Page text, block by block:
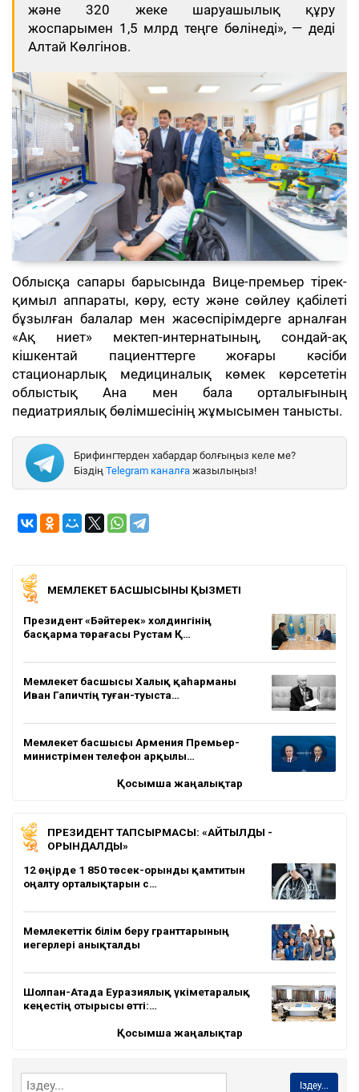
және 320 жеке шаруашылық құру
жоспарымен 1,5 млрд теңге бөлінеді», — деді
Алтай Көлгінов.
Облысқа сапары барысында Вице-премьер тірек-
қимыл аппараты, көру, есту және сөйлеу қабілеті
бұзылған балалар мен жасөспірімдерге арналған
«Ақ ниет» мектеп-интернатының, сондай-ақ
кішкентай пациенттерге жоғары кәсіби
стационарлық медициналық көмек көрсететін
облыстық Ана мен бала орталығының
педиатриялық бөлімшесінің жұмысымен танысты.
Брифингтерден хабардар болғыңыз келе ме?
Біздің Telegram каналға жазылыңыз!
МЕМЛЕКЕТ БАСШЫСЫНЫҢ ҚЫЗМЕТІ
Президент «Бәйтерек» холдингінің
басқарма төрағасы Рустам Қ…
Мемлекет басшысы Халық қаһарманы
Иван Гапичтің туған-туыста…
Мемлекет басшысы Армения Премьер-
министрімен телефон арқылы…
Қосымша жаңалықтар
ПРЕЗИДЕНТ ТАПСЫРМАСЫ: «АЙТЫЛДЫ -
ОРЫНДАЛДЫ»
12 өңірде 1 850 төсек-орынды қамтитын
оңалту орталықтарын с…
Мемлекеттік білім беру гранттарының
иегерлері анықталды
Шолпан-Атада Еуразиялық үкіметаралық
кеңестің отырысы өтті:…
Қосымша жаңалықтар
Іздеу...